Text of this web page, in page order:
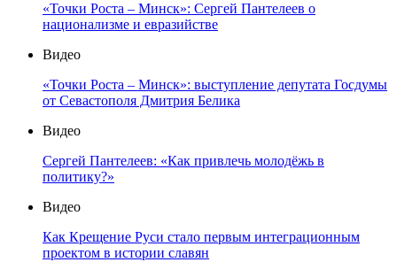
«Точки Роста – Минск»: Сергей Пантелеев о
национализме и евразийстве
Видео
«Точки Роста – Минск»: выступление депутата Госдумы
от Севастополя Дмитрия Белика
Видео
Сергей Пантелеев: «Как привлечь молодёжь в
политику?»
Видео
Как Крещение Руси стало первым интеграционным
проектом в истории славян